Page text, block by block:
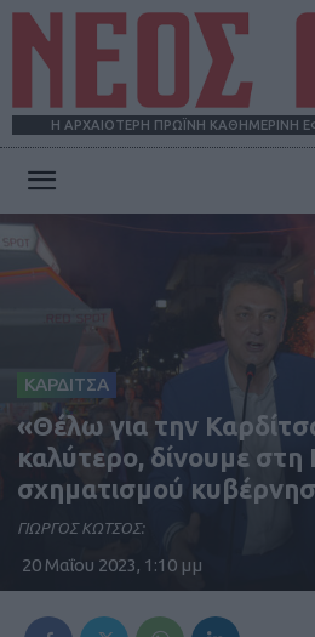
Η ΑΡΧΑΙΟΤΕΡΗ ΠΡΩΪΝΗ ΚΑΘΗΜΕΡΙΝΗ
ΑΓΩΝ
ΚΑΡΔΙΤΣΑ
«Θέλω για την
καλύτερο, δίνουμε
σχηματισμού
ΓΙΩΡΓΟΣ ΚΩΤΣΟΣ:
20 Μαΐου 2023, 1:10 μμ